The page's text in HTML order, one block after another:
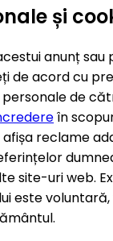
și
anunț sau
de acord cu
de
în
reclame
site-uri web.
este